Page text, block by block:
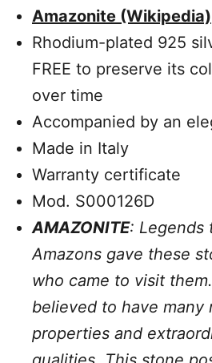
Amazonite (Wikipedia)
Rhodium-plated 925
FREE to preserve its
over time
Accompanied by an
Made in Italy
Warranty certificate
Mod. S000126D
AMAZONITE: Legends
Amazons gave these
who came to visit
believed to have many
properties and